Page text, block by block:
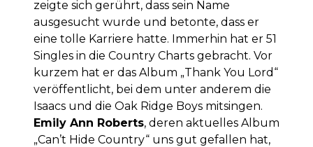
zeigte sich gerührt, dass sein Name
ausgesucht wurde und betonte, dass er
eine tolle Karriere hatte. Immerhin hat er 51
Singles in die Country Charts gebracht. Vor
kurzem hat er das Album „Thank You Lord“
veröffentlicht, bei dem unter anderem die
Isaacs und die Oak Ridge Boys mitsingen.
Emily Ann Roberts, deren aktuelles Album
„Can’t Hide Country“ uns gut gefallen hat,